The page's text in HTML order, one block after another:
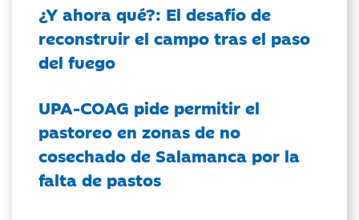
¿Y ahora qué?: El desafío de
reconstruir el campo tras el paso
del fuego
UPA-COAG pide permitir el
pastoreo en zonas de no
cosechado de Salamanca por la
falta de pastos